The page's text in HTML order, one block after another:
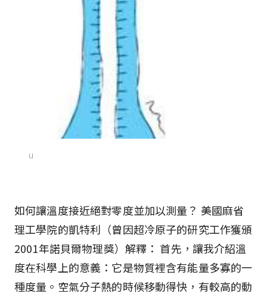
u
如何讓溫度接近絕對零度並加以測量？ 美國麻省
理工學院的凱特利（曾因超冷原子的研究工作獲頒
2001年諾貝爾物理獎）解釋： 首先，讓我介紹溫
度在科學上的意義：它是物質裡含有能量多寡的一
種度量。空氣分子熱的時候移動得快，有較高的動